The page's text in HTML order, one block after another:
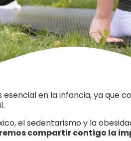
esencial en la infancia, ya que
el sedentarismo y la
compartir contigo la